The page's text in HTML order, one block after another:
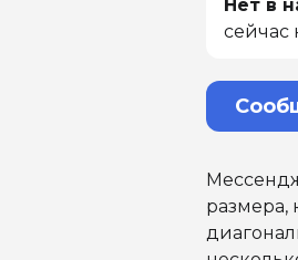
Нет в
сейчас
размера,